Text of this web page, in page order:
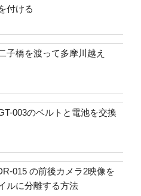
付ける
子橋を渡って多摩川越え
003のベルトと電池を交換
015 の前後カメラ2映像を
ルに分離する方法